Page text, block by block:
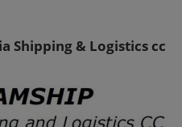
Shipping & Logistics cc